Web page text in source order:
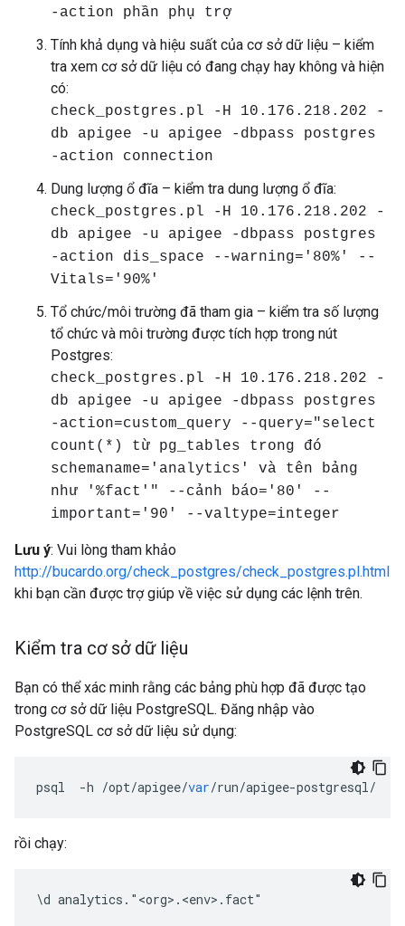
-action phần phụ trợ
Tính khả dụng và hiệu suất của cơ sở dữ liệu – kiểm
tra xem cơ sở dữ liệu có đang chạy hay không và hiện
có:
check_postgres.pl -H 10.176.218.202 -
db apigee -u apigee -dbpass postgres
-action connection
Dung lượng ổ đĩa – kiểm tra dung lượng ổ đĩa:
check_postgres.pl -H 10.176.218.202 -
db apigee -u apigee -dbpass postgres
-action dis_space --warning='80%' --
Vitals='90%'
Tổ chức/môi trường đã tham gia – kiểm tra số lượng
tổ chức và môi trường được tích hợp trong nút
Postgres:
check_postgres.pl -H 10.176.218.202 -
db apigee -u apigee -dbpass postgres
-action=custom_query --query="select
count(*) từ pg_tables trong đó
schemaname='analytics' và tên bảng
như '%fact'" --cảnh báo='80' --
important='90' --valtype=integer
Lưu ý: Vui lòng tham khảo
http://bucardo.org/check_postgres/check_postgres.pl.html
khi bạn cần được trợ giúp về việc sử dụng các lệnh trên.
Kiểm tra cơ sở dữ liệu
Bạn có thể xác minh rằng các bảng phù hợp đã được tạo
trong cơ sở dữ liệu PostgreSQL. Đăng nhập vào
PostgreSQL cơ sở dữ liệu sử dụng:
psql -h /opt/apigee/var/run/apigee-postgresql/
rồi chạy:
\d analytics."<org>.<env>.fact"